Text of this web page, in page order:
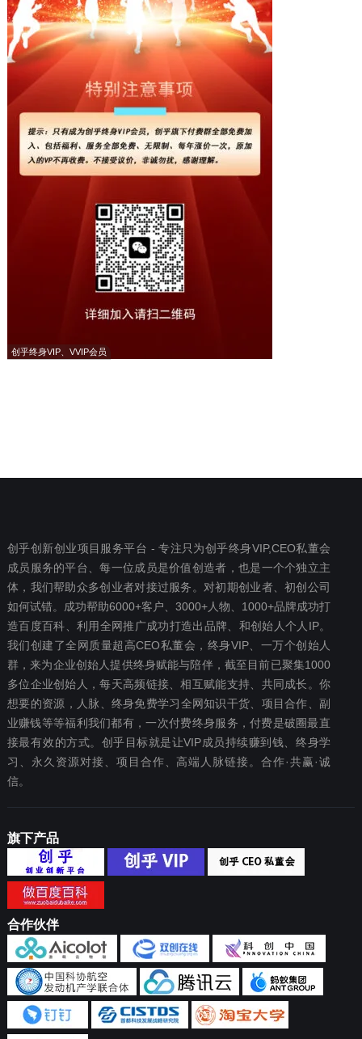
创乎终身VIP、VVIP会员
创乎创新创业项目服务平台 - 专注只为创乎终身VIP,CEO私董会
成员服务的平台、每一位成员是价值创造者，也是一个个独立主
体，我们帮助众多创业者对接过服务。对初期创业者、初创公司
如何试错。成功帮助6000+客户、3000+人物、1000+品牌成功打
造百度百科、利用全网推广成功打造出品牌、和创始人个人IP。
我们创建了全网质量超高CEO私董会，终身VIP、一万个创始人
群，来为企业创始人提供终身赋能与陪伴，截至目前已聚集1000
多位企业创始人，每天高频链接、相互赋能支持、共同成长。你
想要‬的资源，人脉、终身免费学习全网知识干货、项目合作、副
业赚钱等等福利我们都‬有，一次付费终‬身服务，付费是破圈最‬直
接最有效‬的方式。创乎目标就是让VIP成员持续赚到钱、终身学
习、永久资源对接、项目合作、高端人脉链接。合作·共赢·诚
信。
旗下产品
合作伙伴